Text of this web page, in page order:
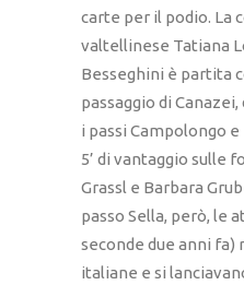
carte per il podio. La
valtellinese Tatiana
Besseghini è partita
passaggio di
i passi Campolongo
5’ di vantaggio sulle
Grassl e Barbara
passo Sella, però, le
seconde due anni fa)
italiane e si